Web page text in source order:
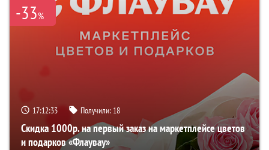
-33%
17:12:32 Получили: 18
Скидка 1000р. на первый заказ на маркетплейсе цветов
и подарков «Флаувау»